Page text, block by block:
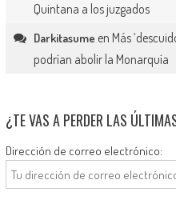
Quintana a los juzgados
Darkitasume en Más
podrían abolir la Monarquía
¿TE VAS A PERDER LAS
Dirección de correo electrónico: